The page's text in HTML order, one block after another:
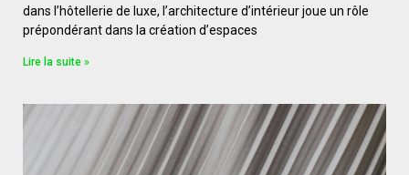
dans l’hôtellerie de luxe, l’architecture d’intérieur joue un rôle
prépondérant dans la création d’espaces
Lire la suite »